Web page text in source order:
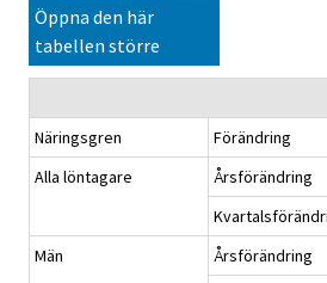
Öppna den här
tabellen större
Näringsgren
Förändring
Alla löntagare
Årsförändring
Män
Årsförändring